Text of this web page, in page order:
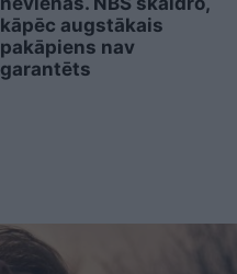
kāpēc augstākais
pakāpiens nav
garantēts